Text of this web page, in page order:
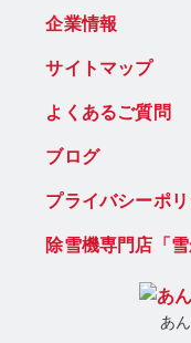
企業情報
サイトマップ
よくあるご質問
ブログ
プライバシーポ
除雪機専門店「雪
あ